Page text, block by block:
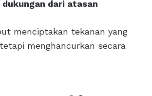
dukungan dari atasan
menciptakan tekanan yang
menghancurkan secara